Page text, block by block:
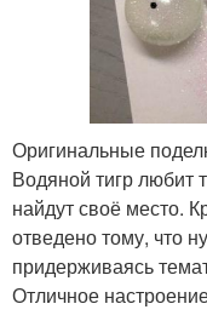
Оригинальные
Водяной тигр любит
найдут своё место.
отведено тому, что
придерживаясь
Отличное